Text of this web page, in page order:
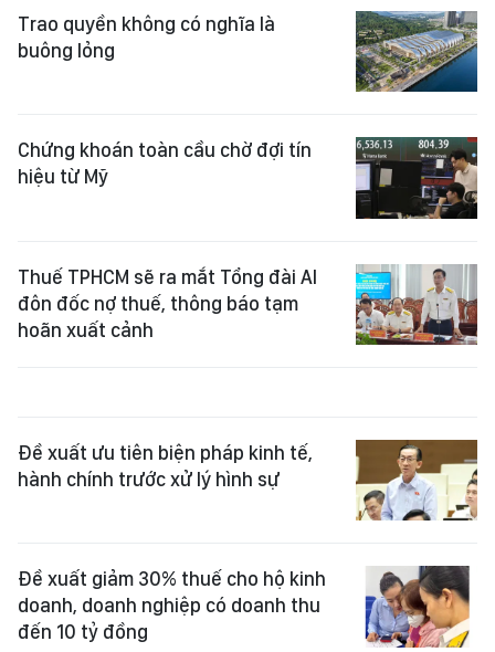
Trao quyền không có nghĩa là
buông lỏng
Chứng khoán toàn cầu chờ đợi tín
hiệu từ Mỹ
Thuế TPHCM sẽ ra mắt Tổng đài AI
đôn đốc nợ thuế, thông báo tạm
hoãn xuất cảnh
Đề xuất ưu tiên biện pháp kinh tế,
hành chính trước xử lý hình sự
Đề xuất giảm 30% thuế cho hộ kinh
doanh, doanh nghiệp có doanh thu
đến 10 tỷ đồng